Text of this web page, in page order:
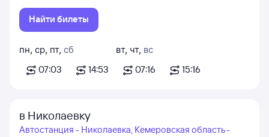
Найти билеты
пн, ср, пт, сб
07:03
14:53
вт, чт, вс
07:16
15:16
в Николаевку
Автостанция - Николаевка, Кемеровская область -